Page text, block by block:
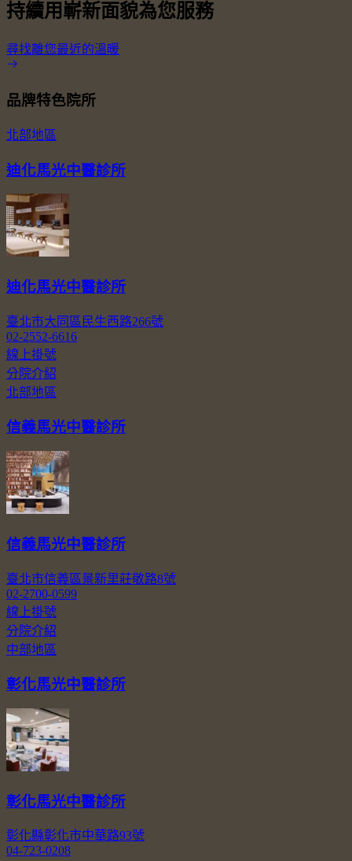
持續用嶄新面貌為您服務
尋找離您最近的溫暖
品牌特色院所
北部地區
迪化馬光中醫診所
迪化馬光中醫診所
臺北市大同區民生西路266號
02-2552-6616
線上掛號
分院介紹
北部地區
信義馬光中醫診所
信義馬光中醫診所
臺北市信義區景新里莊敬路8號
02-2700-0599
線上掛號
分院介紹
中部地區
彰化馬光中醫診所
彰化馬光中醫診所
彰化縣彰化市中華路93號
04-723-0208